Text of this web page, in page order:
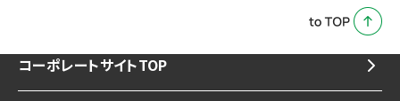
コーポレートサイトTOP